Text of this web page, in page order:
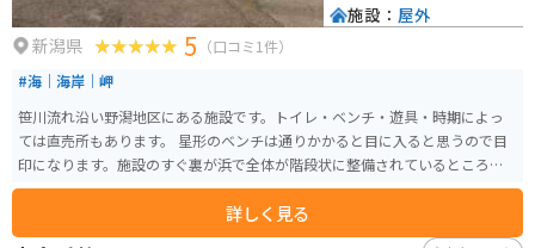
新潟県 5 （口コミ1件）
#海｜海岸｜岬
笹川流れ沿い野潟地区にある施設です。トイレ・ベンチ・遊具・時期によっ
ては直売所もあります。 星形のベンチは通りかかると目に入ると思うので目
印になります。施設のすぐ裏が浜で全体が階段状に整備されているところが
あります。
詳しく見る
施設： 屋外